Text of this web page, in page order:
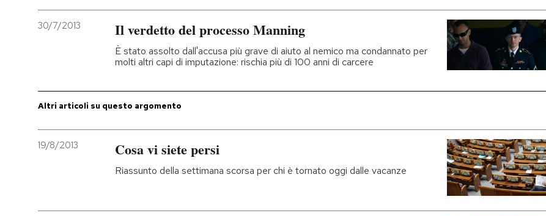
Cultura
Economia
Europa
Altrecose
Mondiali calcio 2026
PODCAST
NEWSLETTER
30/7/2013 Il verdetto del processo Manning
È stato assolto dall'accusa più grave di aiuto al nemico ma condannato per
molti altri capi di imputazione: rischia più di 100 anni di carcere
Altri articoli su questo argomento
19/8/2013 Cosa vi siete persi
Riassunto della settimana scorsa per chi è tornato oggi dalle vacanze